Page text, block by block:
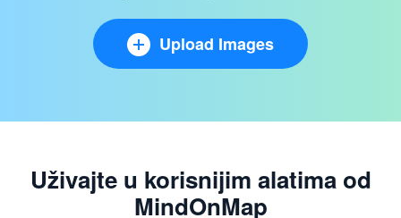
Upload Images
Uživajte u korisnijim alatima od
MindOnMap